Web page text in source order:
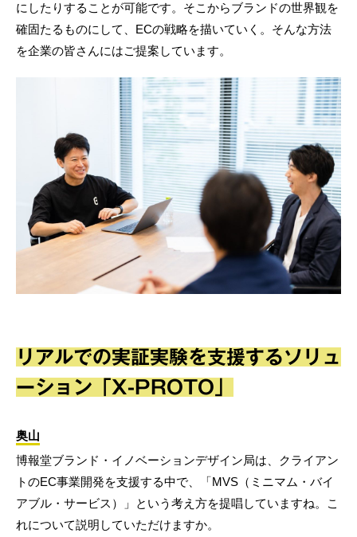
にしたりすることが可能です。そこからブランドの世界観を
確固たるものにして、ECの戦略を描いていく。そんな方法
を企業の皆さんにはご提案しています。
リアルでの実証実験を支援するソリュ
ーション「X-PROTO」
奥山
博報堂ブランド・イノベーションデザイン局は、クライアン
トのEC事業開発を支援する中で、「MVS（ミニマム・バイ
アブル・サービス）」という考え方を提唱していますね。こ
れについて説明していただけますか。